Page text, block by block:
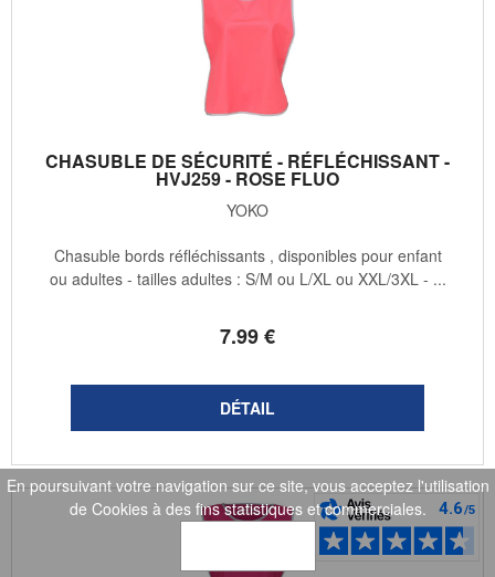
CHASUBLE DE SÉCURITÉ - RÉFLÉCHISSANT -
HVJ259 - ROSE FLUO
YOKO
7.99€
Chasuble bords réfléchissants , disponibles pour enfant
ou adultes - tailles adultes : S/M ou L/XL ou XXL/3XL - ...
En poursuivant votre navigation sur ce site, vous acceptez l'utilisation
de Cookies à des fins statistiques et commerciales.